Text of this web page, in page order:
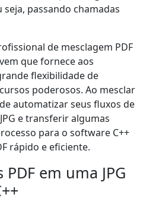
seja, passando chamadas
de mesclagem PDF
que fornece aos
flexibilidade de
poderosos. Ao mesclar
automatizar seus fluxos de
e transferir algumas
para o software C++
rápido e eficiente.
em uma JPG